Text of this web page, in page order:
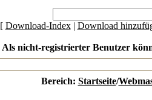
[ Download-Index| Download
Als nicht-registrierter Benutzer
Bereich: Startseite/